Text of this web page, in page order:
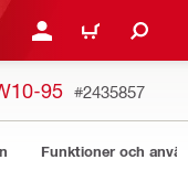
LOGGA IN ELLER
VARUKORG
95 #2435857
Funktioner och